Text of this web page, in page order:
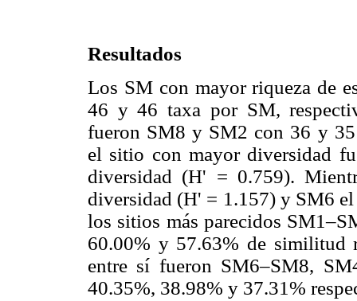
Resultados
Los SM con mayor riqueza de
46 y 46 taxa por SM,
fueron SM8 y SM2 con 36 y 35
el sitio con mayor diversidad
diversidad (H' = 0.759).
diversidad (H' = 1.157) y SM6
los sitios más parecidos
60.00% y 57.63% de similitud
entre sí fueron SM6–SM8,
40.35%, 38.98% y 37.31%